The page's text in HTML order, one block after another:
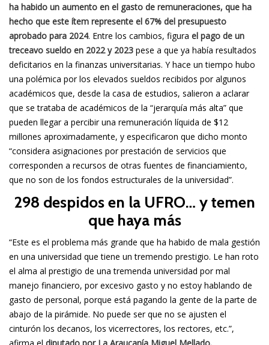
ha habido un aumento en el gasto de remuneraciones, que ha
hecho que este ítem represente el 67% del presupuesto
aprobado para 2024. Entre los cambios, figura el pago de un
treceavo sueldo en 2022 y 2023 pese a que ya había resultados
deficitarios en la finanzas universitarias. Y hace un tiempo hubo
una polémica por los elevados sueldos recibidos por algunos
académicos que, desde la casa de estudios, salieron a aclarar
que se trataba de académicos de la “jerarquía más alta” que
pueden llegar a percibir una remuneración líquida de $12
millones aproximadamente, y especificaron que dicho monto
“considera asignaciones por prestación de servicios que
corresponden a recursos de otras fuentes de financiamiento,
que no son de los fondos estructurales de la universidad”.
298 despidos en la UFRO… y temen
que haya más
“Este es el problema más grande que ha habido de mala gestión
en una universidad que tiene un tremendo prestigio. Le han roto
el alma al prestigio de una tremenda universidad por mal
manejo financiero, por excesivo gasto y no estoy hablando de
gasto de personal, porque está pagando la gente de la parte de
abajo de la pirámide. No puede ser que no se ajusten el
cinturón los decanos, los vicerrectores, los rectores, etc.”,